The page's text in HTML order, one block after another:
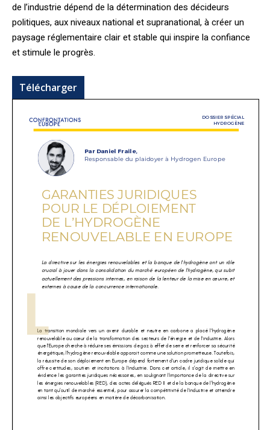
de l’industrie dépend de la détermination des décideurs
politiques, aux niveaux national et supranational, à créer un
paysage réglementaire clair et stable qui inspire la confiance
et stimule le progrès.
Télécharger